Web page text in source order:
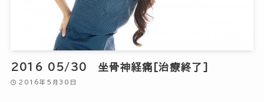
2016 05/30 坐骨神経痛[治療終了]
2016年5月30日